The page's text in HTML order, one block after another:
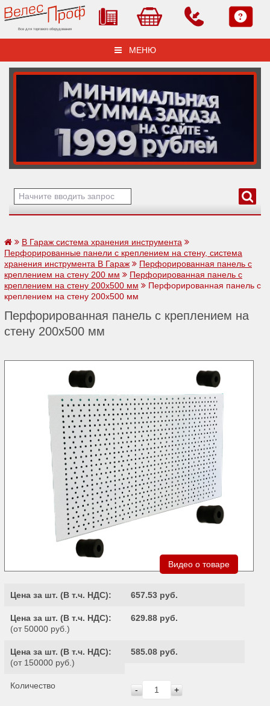
Все для торгового оборудования
МЕНЮ
В Гараж система хранения инструмента
Перфорированные панели с креплением на стену, система
хранения инструмента В Гараж
Перфорированная панель с
креплением на стену 200 мм
Перфорированная панель с
креплением на стену 200х500 мм
Перфорированная панель с
креплением на стену 200х500 мм
Перфорированная панель с креплением на
стену 200х500 мм
Видео о товаре
Цена за шт. (В т.ч. НДС): 657.53 руб.
Цена за шт. (В т.ч. НДС):
(от 50000 руб.)
629.88 руб.
Цена за шт. (В т.ч. НДС):
(от 150000 руб.)
585.08 руб.
Количество - +